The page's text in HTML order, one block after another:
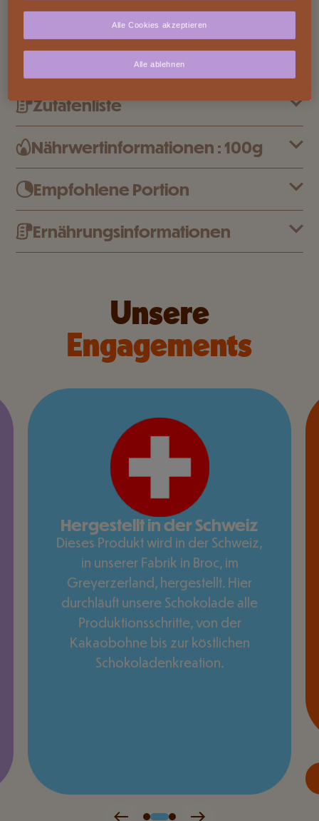
ingrédients de haute qualité tels que le lait des
Alpes suisse et le cacao provenant de sources
durables. C'est ce qui confère aux chocolats
Cailler leur goût délicieux et unique.
Zutatenliste
Nährwertinformationen : 100g
Empfohlene Portion
Ernährungsinformationen
Unsere
Engagements
Hergestellt in der Schweiz
Dieses Produkt wird in der Schweiz,
in unserer Fabrik in Broc, im
Greyerzerland, hergestellt. Hier
durchläuft unsere Schokolade alle
Produktionsschritte, von der
Kakaobohne bis zur köstlichen
Schokoladenkreation.
Alle ablehnen
Alle Cookies akzeptieren